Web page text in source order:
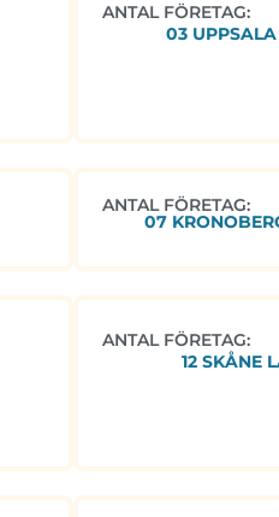
ANTAL FÖRETAG:
03
ANTAL FÖRETAG:
07
ANTAL FÖRETAG:
12 SKÅNE